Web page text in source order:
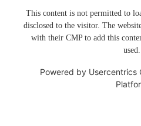
This content is not permitted to
disclosed to the visitor. The
with their CMP to add this
used.
Powered by Usercentrics